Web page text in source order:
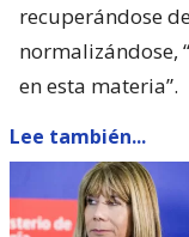
recuperándose
normalizándose,
en esta materia”.
Lee también...